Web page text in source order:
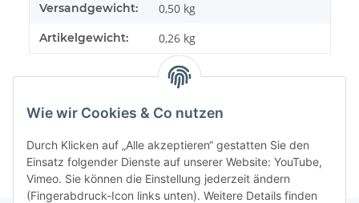
Wie wir Cookies & Co nutzen
Durch Klicken auf „Alle akzeptieren“ gestatten Sie den
Einsatz folgender Dienste auf unserer Website: YouTube,
Vimeo. Sie können die Einstellung jederzeit ändern
(Fingerabdruck-Icon links unten). Weitere Details finden
Versandgewicht: 0,50 kg
Artikelgewicht: 0,26 kg